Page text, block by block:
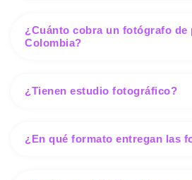
¿Cuánto cobra un fotógrafo de
Colombia?
¿Tienen estudio fotográfico?
¿En qué formato entregan las